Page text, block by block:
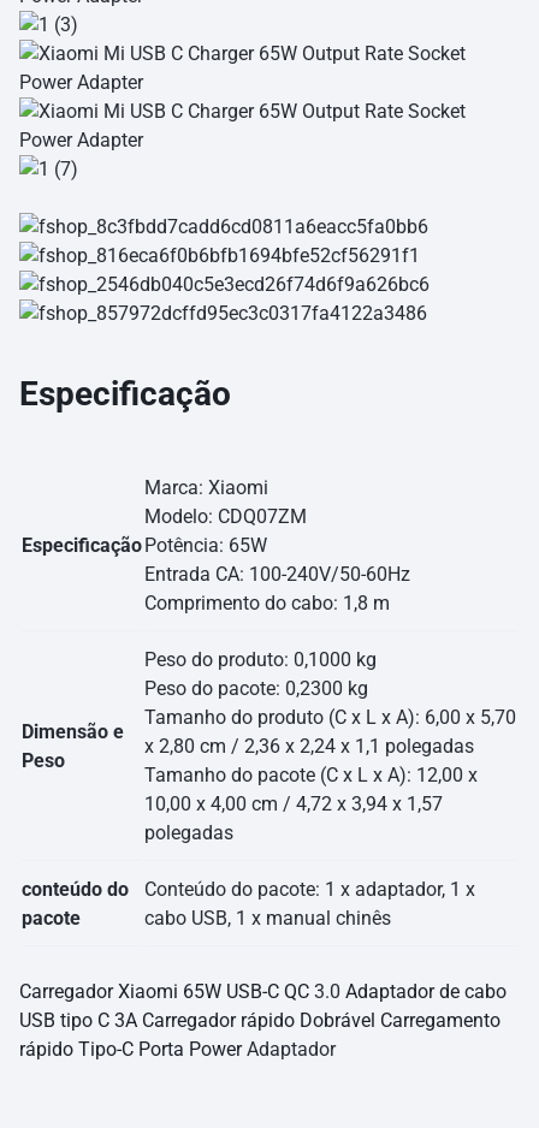
Especificação
Especificação
Marca: Xiaomi
Modelo: CDQ07ZM
Potência: 65W
Entrada CA: 100-240V/50-60Hz
Comprimento do cabo: 1,8 m
Dimensão e
Peso
Peso do produto: 0,1000 kg
Peso do pacote: 0,2300 kg
Tamanho do produto (C x L x A): 6,00 x 5,70
x 2,80 cm / 2,36 x 2,24 x 1,1 polegadas
Tamanho do pacote (C x L x A): 12,00 x
10,00 x 4,00 cm / 4,72 x 3,94 x 1,57
polegadas
conteúdo do
pacote
Conteúdo do pacote: 1 x adaptador, 1 x
cabo USB, 1 x manual chinês
Carregador Xiaomi 65W USB-C QC 3.0 Adaptador de cabo
USB tipo C 3A Carregador rápido Dobrável Carregamento
rápido Tipo-C Porta PowerAdaptador